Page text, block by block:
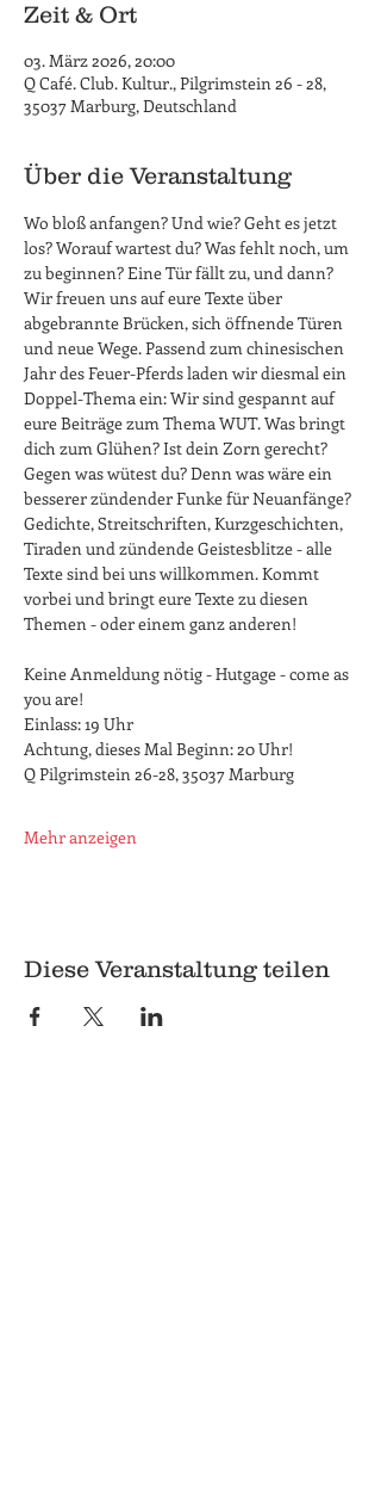
Zeit & Ort
03. März 2026, 20:00
Q Café. Club. Kultur., Pilgrimstein 26 - 28,
35037 Marburg, Deutschland
Über die Veranstaltung
Wo bloß anfangen? Und wie? Geht es jetzt
los? Worauf wartest du? Was fehlt noch, um
zu beginnen? Eine Tür fällt zu, und dann?
Wir freuen uns auf eure Texte über
abgebrannte Brücken, sich öffnende Türen
und neue Wege. Passend zum chinesischen
Jahr des Feuer-Pferds laden wir diesmal ein
Doppel-Thema ein: Wir sind gespannt auf
eure Beiträge zum Thema WUT. Was bringt
dich zum Glühen? Ist dein Zorn gerecht?
Gegen was wütest du? Denn was wäre ein
besserer zündender Funke für Neuanfänge?
Gedichte, Streitschriften, Kurzgeschichten,
Tiraden und zündende Geistesblitze - alle
Texte sind bei uns willkommen. Kommt
vorbei und bringt eure Texte zu diesen
Themen - oder einem ganz anderen!
Keine Anmeldung nötig - Hutgage - come as
you are!
Einlass: 19 Uhr
Achtung, dieses Mal Beginn: 20 Uhr!
Q Pilgrimstein 26-28, 35037 Marburg
Mehr anzeigen
Diese Veranstaltung teilen